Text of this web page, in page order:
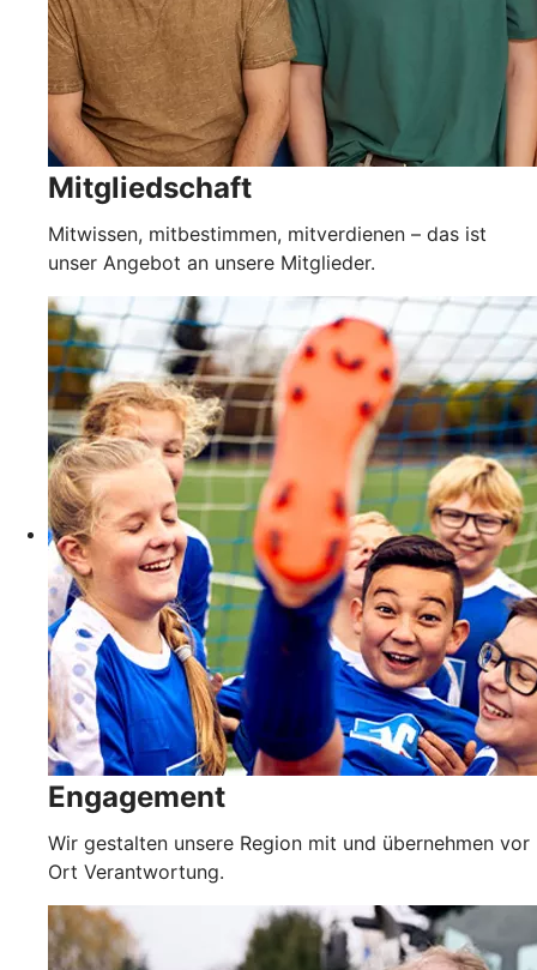
Mitgliedschaft
Mitwissen, mitbestimmen, mitverdienen – das ist
unser Angebot an unsere Mitglieder.
Engagement
Wir gestalten unsere Region mit und übernehmen vor
Ort Verantwortung.